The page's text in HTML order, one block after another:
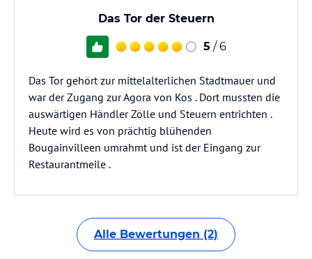
Das Tor der Steuern
5 / 6
Das Tor gehört zur mittelalterlichen Stadtmauer und
war der Zugang zur Agora von Kos . Dort mussten die
auswärtigen Händler Zölle und Steuern entrichten .
Heute wird es von prächtig blühenden
Bougainvilleen umrahmt und ist der Eingang zur
Restaurantmeile .
Alle Bewertungen (2)